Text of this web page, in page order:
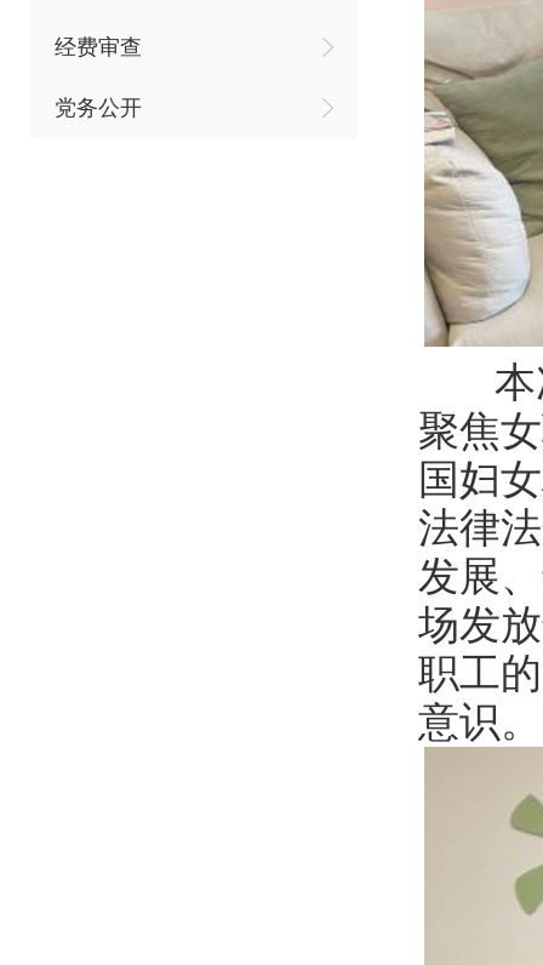
经费审查
党务公开
聚焦
国妇
法律
发展
场发
职工
意识。